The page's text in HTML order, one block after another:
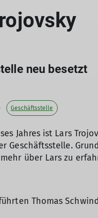
neu besetzt
Geschäftsstelle
Jahres ist Lars
Geschäftsstelle.
über Lars zu
Thomas